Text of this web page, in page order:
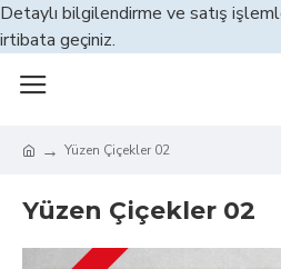
Detaylı bilgilendirme ve satış
irtibata geçiniz.
Yüzen Çiçekler 02
Yüzen Çiçekler 02